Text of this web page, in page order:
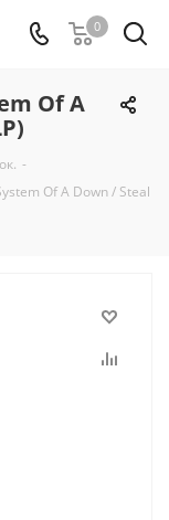
0
Of A
-
Of A Down / Steal